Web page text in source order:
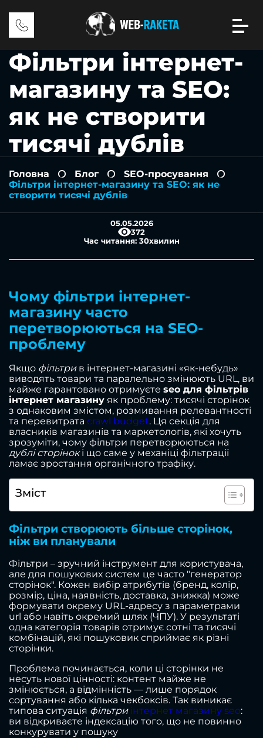
Фільтри інтернет-
магазину та SEO:
як не створити
тисячі дублів
Головна - Блог - SEO-просування -
Фільтри інтернет-магазину та SEO: як не
створити тисячі дублів
05.05.2026
372
Час читання:30хвилин
Чому фільтри інтернет-
магазину часто
перетворюються на SEO-
проблему
Якщо фільтрив інтернет-магазині «як-небудь»
виводять товари та паралельно змінюють URL, ви
майже гарантовано отримуєте seo для фільтрів
інтернет магазину як проблему: тисячі сторінок
з однаковим змістом, розмивання релевантності
та перевитрата crawl budget. Ця секція для
власників магазинів та маркетологів, які хочуть
зрозуміти, чому фільтри перетворюються на
дублі сторінокі що саме у механіці фільтрації
ламає зростання органічного трафіку.
Зміст
Фільтри створюють більше сторінок,
ніж ви планували
Фільтри – зручний інструмент для користувача,
але для пошукових систем це часто "генератор
сторінок". Кожен вибір атрибутів (бренд, колір,
розмір, ціна, наявність, доставка, знижка) може
формувати окрему URL-адресу з параметрами
url або навіть окремий шлях (ЧПУ). У результаті
одна категорія товарів отримує сотні та тисячі
комбінацій, які пошуковик сприймає як різні
сторінки.
Проблема починається, коли ці сторінки не
несуть нової цінності: контент майже не
змінюється, а відмінність — лише порядок
сортування або кілька чекбоксів. Так виникає
типова ситуація фільтри інтернет магазину seo:
ви відкриваєте індексацію того, що не повинно
конкурувати у пошуку